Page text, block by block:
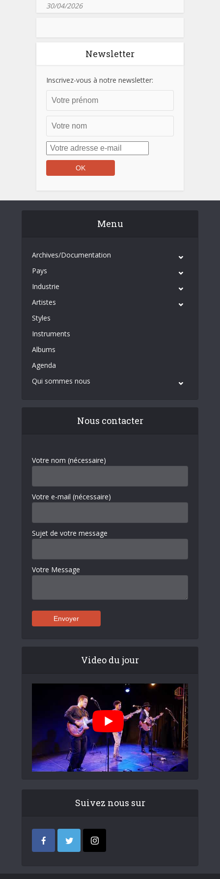
30/04/2026
Newsletter
Inscrivez-vous à notre newsletter:
Menu
Archives/Documentation
Pays
Industrie
Artistes
Styles
Instruments
Albums
Agenda
Qui sommes nous
Nous contacter
Votre nom (nécessaire)
Votre e-mail (nécessaire)
Sujet de votre message
Votre Message
Video du jour
Suivez nous sur